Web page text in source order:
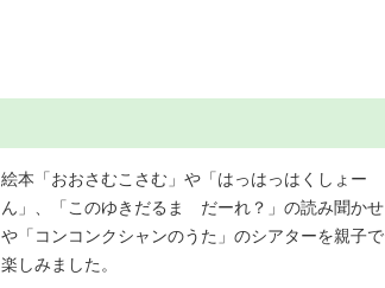
絵本「おおさむこさむ」や「はっはっはくしょー
ん」、「このゆきだるま だーれ？」の読み聞かせ
や「コンコンクシャンのうた」のシアターを親子で
楽しみました。